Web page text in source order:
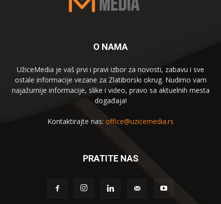
O NAMA
UžiceMedia je vaš prvi i pravi izbor za novosti, zabavu i sve
ostale informacije vezane za Zlatiborski okrug. Nudimo vam
najažurnije informacije, slike i video, pravo sa aktuelnih mesta
događaja!
Kontaktirajte nas: office@uzicemedia.rs
PRATITE NAS